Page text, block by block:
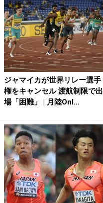
ジャマイカが世界リレー選手
権をキャンセル 渡航制限で出
場「困難」 | 月陸Onl...